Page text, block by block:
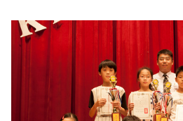
Ａ組3人組成代表隊，由葉宗義副理事
總教練，施美鈴老師亦推派選手參加，
取這世界比賽的榮耀。午9時世界珠算心..